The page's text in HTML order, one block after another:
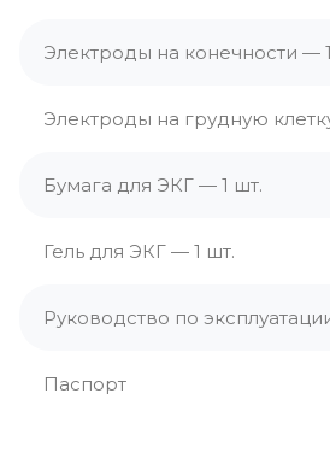
Электроды на конечности —
Электроды на грудную
Бумага для ЭКГ — 1 шт.
Гель для ЭКГ — 1 шт.
Руководство по
Паспорт